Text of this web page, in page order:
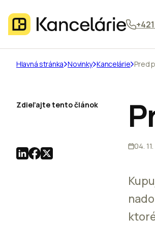
Hlavná stránka Novinky Kancelárie Pred
04.
Zdieľajte tento článok